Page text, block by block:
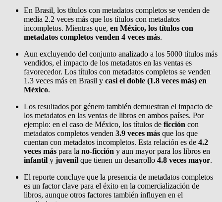
En Brasil, los títulos con metadatos completos se venden de
media 2.2 veces más que los títulos con metadatos
incompletos. Mientras que, en México, los títulos con
metadatos completos venden 4 veces más.
Aun excluyendo del conjunto analizado a los 5000 títulos más
vendidos, el impacto de los metadatos en las ventas es
favorecedor. Los títulos con metadatos completos se venden
1.3 veces más en Brasil y casi el doble (1.8 veces más) en
México.
Los resultados por género también demuestran el impacto de
los metadatos en las ventas de libros en ambos países. Por
ejemplo: en el caso de México, los títulos de ficción con
metadatos completos venden 3.9 veces más que los que
cuentan con metadatos incompletos. Esta relación es de 4.2
veces más para la no-ficción y aun mayor para los libros en
infantil y juvenil que tienen un desarrollo 4.8 veces mayor.
El reporte concluye que la presencia de metadatos completos
es un factor clave para el éxito en la comercialización de
libros, aunque otros factores también influyen en el